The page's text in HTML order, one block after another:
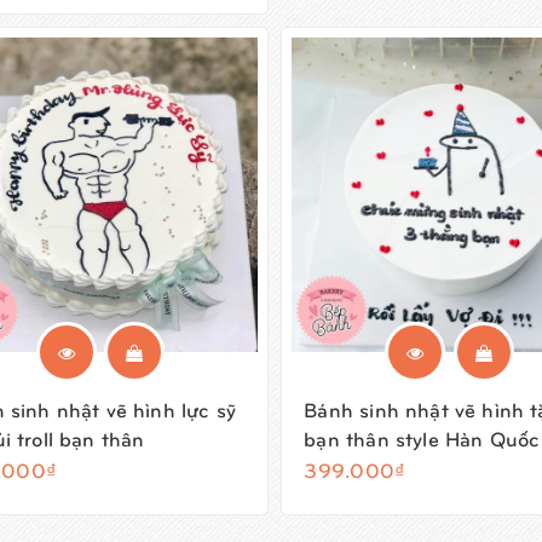
sinh nhật vẽ hình lực sỹ
troll bạn thân
Bánh sinh nhật vẽ hình
bạn thân style Hàn Quốc
399.000₫